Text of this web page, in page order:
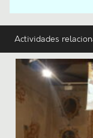
Actividades